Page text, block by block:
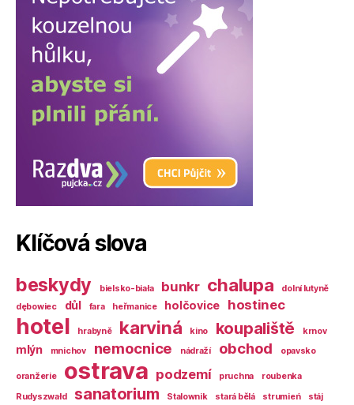
Klíčová slova
beskydy bielsko-biała bunkr chalupa
dolní lutyně
dębowiec
důl fara heřmanice holčovice hostinec
hotel hrabyně karviná kino koupaliště krnov
mlýn mnichov nemocnice nádraží obchod opavsko
oranžerie ostrava podzemí pruchna
roubenka
Rudyszwałd
sanatorium Stalownik stará bělá strumień stáj